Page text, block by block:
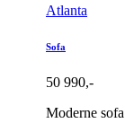
Atlanta
Sofa
50 990,-
Moderne